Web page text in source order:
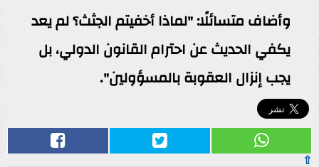
وأضاف متسائلًا: "لماذا أخفيتم الجثث؟ لم يعد
يكفي الحديث عن احترام القانون الدولي، بل
يجب إنزال العقوبة بالمسؤولين".
⇧